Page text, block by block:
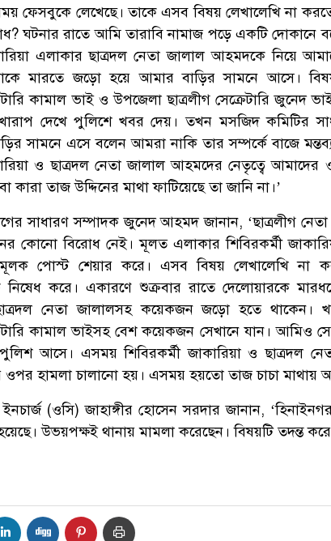
সময় ফেসবুকে লেখেছে। তাকে এসব বিষয় লেখালেখি না
ঘটনার রাতে আমি তারাবি নামাজ পড়ে একটি দোকানে
এলাকার ছাত্রদল নেতা জালাল আহমদকে নিয়ে
মারতে জড়ো হয়ে আমার বাড়ির সামনে আসে।
কামাল ভাই ও উপজেলা ছাত্রলীগ সেক্রেটারি জুনেদ
খারাপ দেখে পুলিশে খবর দেয়। তখন মসজিদ কমিটির
সামনে এসে বলেন আমরা নাকি তার সম্পর্কে বাজে
ও ছাত্রদল নেতা জালাল আহমদের নেতৃত্বে আমাদের
তাজ উদ্দিনের মাথা ফাটিয়েছে তা জানি না।’
সাধারণ সম্পাদক জুনেদ আহমদ জানান, ‘ছাত্রলীগ
কোনো বিরোধ নেই। মূলত এলাকার শিবিরকর্মী
পোস্ট শেয়ার করে। এসব বিষয় লেখালেখি না
করে। একারণে শুক্রবার রাতে দেলোয়ারকে
নেতা জালালসহ কয়েকজন জড়ো হতে থাকেন।
কামাল ভাইসহ বেশ কয়েকজন সেখানে যান। আমিও
আসে। এসময় শিবিরকর্মী জাকারিয়া ও ছাত্রদল
ওপর হামলা চালানো হয়। এসময় হয়তো তাজ চাচা মাথায়
(ওসি) জাহাঙ্গীর হোসেন সরদার জানান,
উভয়পক্ষই থানায় মামলা করেছেন। বিষয়টি তদন্ত করে